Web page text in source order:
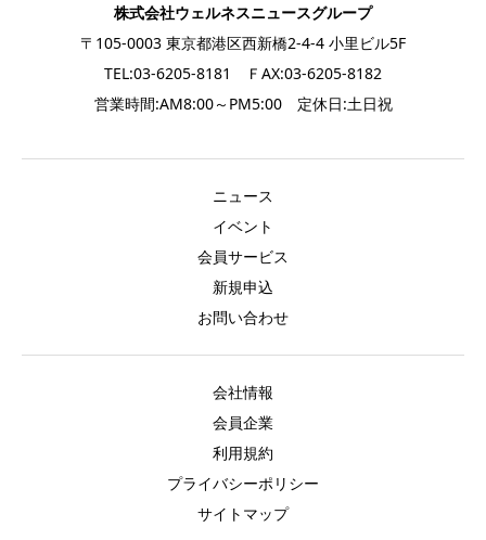
株式会社ウェルネスニュースグループ
〒105-0003 東京都港区西新橋2-4-4 小里ビル5F
TEL:03-6205-8181 ＦAX:03-6205-8182
営業時間:AM8:00～PM5:00 定休日:土日祝
ニュース
イベント
会員サービス
新規申込
お問い合わせ
会社情報
会員企業
利用規約
プライバシーポリシー
サイトマップ